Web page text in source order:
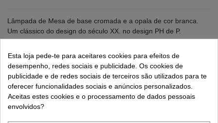
Lâmpada de Mesa de base cromada e a opala de cor branca.
Um clássico do design do século XX. no design PH de P.
Henningsen. Proporciona uma iluminação sem brilho, com um
que projeta a maior parte da luz para baixo.
Diâmetro 28,5 cms. Altura 45,5 cms.
Lembre-se de usar "PROMO"para obter um desconto
extra de 5%
Esta loja pede-te para aceitares cookies para efeitos de
desempenho, redes sociais e publicidade. Os cookies de
publicidade e de redes sociais de terceiros são utilizados para te
oferecer funcionalidades sociais e anúncios personalizados.
Aceitas estes cookies e o processamento de dados pessoais
envolvidos?